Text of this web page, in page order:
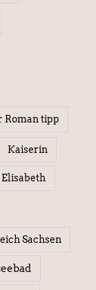
Roman tipp
Kaiserin
Sachsen